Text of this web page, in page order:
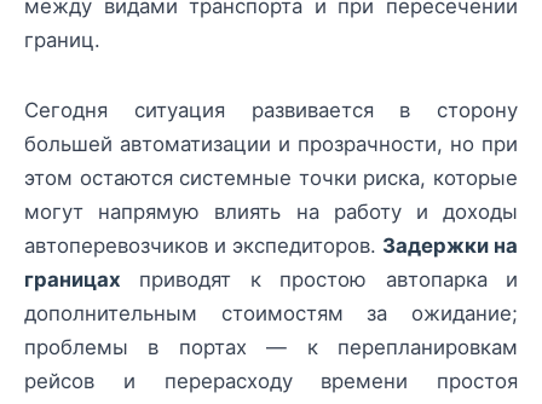
между видами транспорта и при пересечении
границ.
Сегодня ситуация развивается в сторону
большей автоматизации и прозрачности, но при
этом остаются системные точки риска, которые
могут напрямую влиять на работу и доходы
автоперевозчиков и экспедиторов. Задержки на
границах приводят к простою автопарка и
дополнительным стоимостям за ожидание;
проблемы в портах — к перепланировкам
рейсов и перерасходу времени простоя